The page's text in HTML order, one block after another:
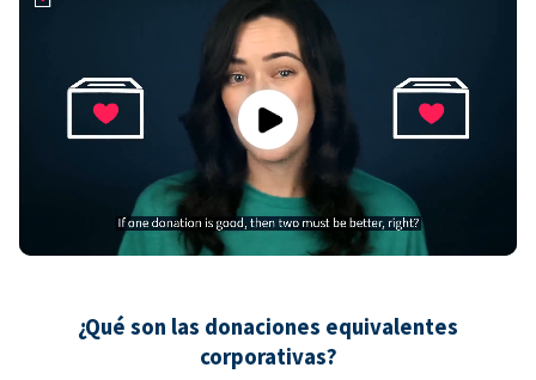
Play
¿Qué son las donaciones equivalentes
corporativas?